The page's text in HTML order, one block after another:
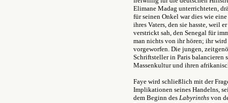
Elimane Madag unterrichteten,
für seinen Onkel war dies wie
ihres Vaters, den sie hasste, weil
verstrickt sah, den Senegal für
man nichts von ihr hören; ihr
vorgeworfen. Die jungen,
Schriftsteller in Paris balancieren
Massenkultur und ihren
Faye wird schließlich mit der
Implikationen seines Handelns,
dem Beginn des Labyrinths von